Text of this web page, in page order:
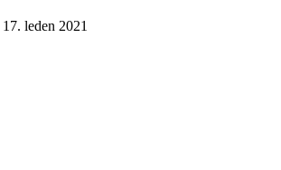
17. leden 2021